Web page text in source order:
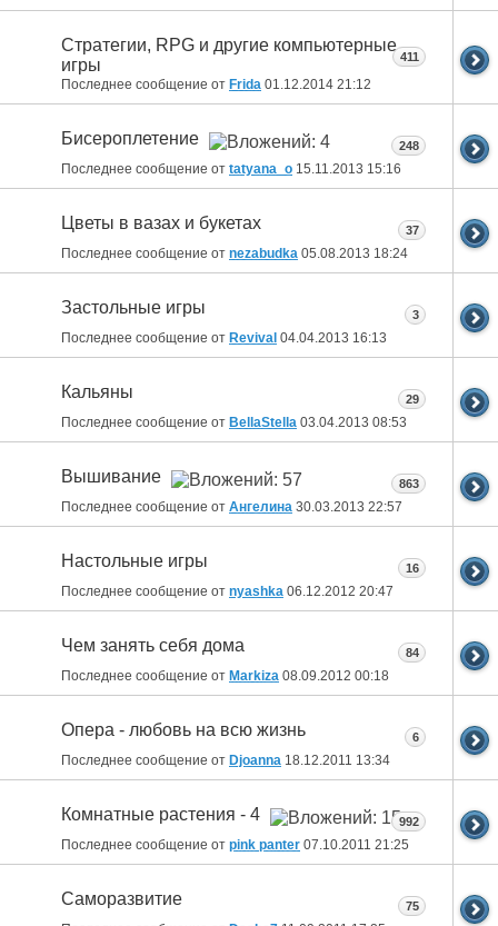
Стратегии, RPG и другие компьютерные
игры
Последнее сообщение от Fridа 01.12.2014 21:12
411
Бисероплетение
Последнее сообщение от tatyana_o 15.11.2013 15:16
248
Цветы в вазах и букетах
Последнее сообщение от nezabudka 05.08.2013 18:24
37
Застольные игры
Последнее сообщение от Revival 04.04.2013 16:13
3
Кальяны
Последнее сообщение от BellaStella 03.04.2013 08:53
29
Вышивание
Последнее сообщение от Ангелина 30.03.2013 22:57
863
Настольные игры
Последнее сообщение от nyashka 06.12.2012 20:47
16
Чем занять себя дома
Последнее сообщение от Markiza 08.09.2012 00:18
84
Опера - любовь на всю жизнь
Последнее сообщение от Djoanna 18.12.2011 13:34
6
Комнатные растения - 4
Последнее сообщение от pink panter 07.10.2011 21:25
992
Саморазвитие 75